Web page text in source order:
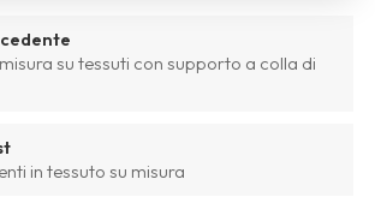
su tessuti con supporto a colla di
in tessuto su misura